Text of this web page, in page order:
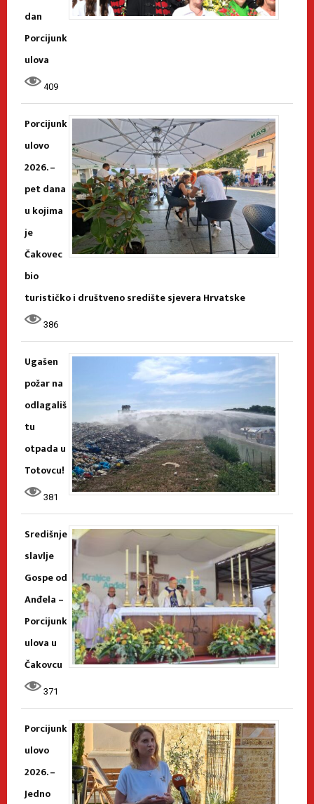
dan
Porcijunk
ulova
409
Porcijunk
ulovo
2026. –
pet dana
u kojima
je
Čakovec
bio
turističko i društveno središte sjevera Hrvatske
386
Ugašen
požar na
odlagališ
tu
otpada u
Totovcu!
381
Središnje
slavlje
Gospe od
Anđela –
Porcijunk
ulova u
Čakovcu
371
Porcijunk
ulovo
2026. –
Jedno